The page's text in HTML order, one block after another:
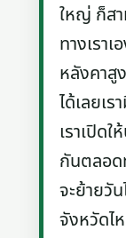
ใหญ่ ก็สา
ทางเรา
หลังคาสู
ได้เลยเ
เราเปิด
กันตลอด
จะย้ายวัน
จังหวัดไ